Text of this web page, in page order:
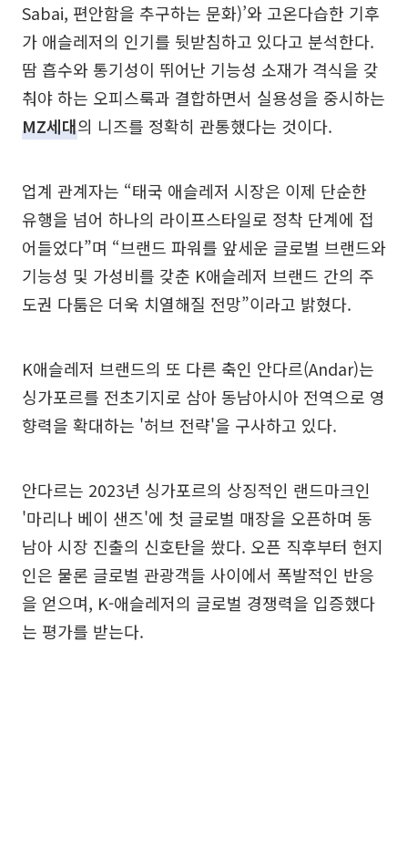
Sabai, 편안함을 추구하는 문화)’와 고온다습한 기후
가 애슬레저의 인기를 뒷받침하고 있다고 분석한다.
땀 흡수와 통기성이 뛰어난 기능성 소재가 격식을 갖
춰야 하는 오피스룩과 결합하면서 실용성을 중시하는
MZ세대의 니즈를 정확히 관통했다는 것이다.
업계 관계자는 “태국 애슬레저 시장은 이제 단순한
유행을 넘어 하나의 라이프스타일로 정착 단계에 접
어들었다”며 “브랜드 파워를 앞세운 글로벌 브랜드와
기능성 및 가성비를 갖춘 K애슬레저 브랜드 간의 주
도권 다툼은 더욱 치열해질 전망”이라고 밝혔다.
K애슬레저 브랜드의 또 다른 축인 안다르(Andar)는
싱가포르를 전초기지로 삼아 동남아시아 전역으로 영
향력을 확대하는 '허브 전략'을 구사하고 있다.
안다르는 2023년 싱가포르의 상징적인 랜드마크인
'마리나 베이 샌즈'에 첫 글로벌 매장을 오픈하며 동
남아 시장 진출의 신호탄을 쐈다. 오픈 직후부터 현지
인은 물론 글로벌 관광객들 사이에서 폭발적인 반응
을 얻으며, K-애슬레저의 글로벌 경쟁력을 입증했다
는 평가를 받는다.